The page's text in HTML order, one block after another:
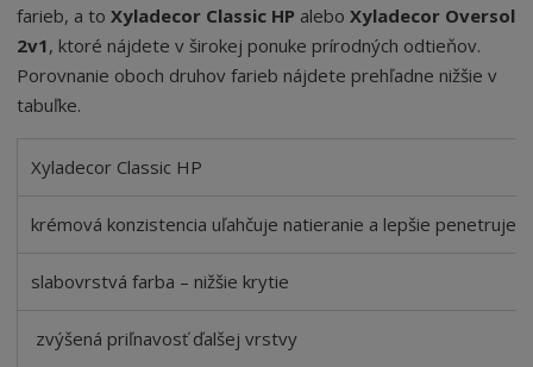
farieb, a toXyladecor Classic HP aleboXyladecor Oversol
2v1, ktoré nájdete v širokej ponuke prírodných odtieňov.
Porovnanie oboch druhov farieb nájdete prehľadne nižšie v
tabuľke.
Xyladecor Classic HP
krémová konzistencia uľahčuje natieranie a lepšie penetruje
slabovrstvá farba – nižšie krytie
zvýšená priľnavosť ďalšej vrstvy